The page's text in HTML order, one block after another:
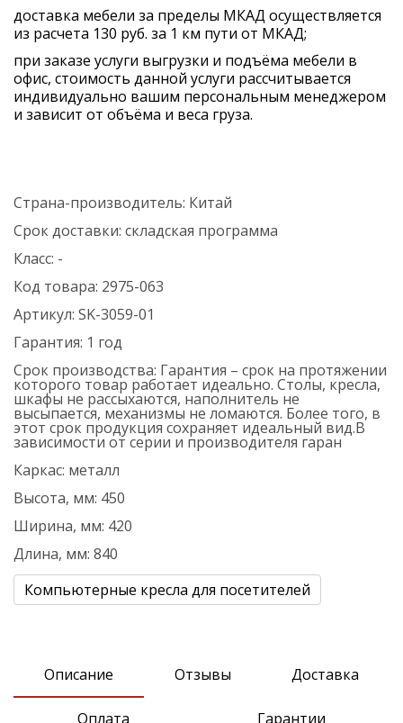
доставка мебели за пределы МКАД осуществляется
из расчета 130 руб. за 1 км пути от МКАД;
при заказе услуги выгрузки и подъёма мебели в
офис, стоимость данной услуги рассчитывается
индивидуально вашим персональным менеджером
и зависит от объёма и веса груза.
Страна-производитель: Китай
Срок доставки: складская программа
Класс: -
Код товара: 2975-063
Артикул: SK-3059-01
Гарантия: 1 год
Срок производства: Гарантия – срок на протяжении
которого товар работает идеально. Столы, кресла,
шкафы не рассыхаются, наполнитель не
высыпается, механизмы не ломаются. Более того, в
этот срок продукция сохраняет идеальный вид.В
зависимости от серии и производителя гаран
Каркас: металл
Высота, мм: 450
Ширина, мм: 420
Длина, мм: 840
Компьютерные кресла для посетителей
Описание Отзывы Доставка
Оплата Гарантии